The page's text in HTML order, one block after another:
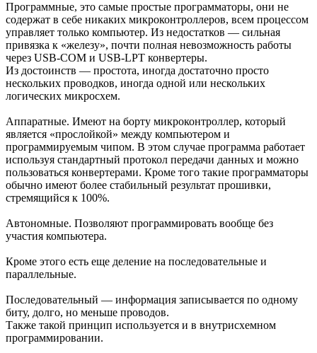
Программные, это самые простые программаторы, они не
содержат в себе никаких микроконтроллеров, всем процессом
управляет только компьютер. Из недостатков — сильная
привязка к «железу», почти полная невозможность работы
через USB-COM и USB-LPT конвертеры.
Из достоинств — простота, иногда достаточно просто
нескольких проводков, иногда одной или нескольких
логических микросхем.
Аппаратные. Имеют на борту микроконтроллер, который
является «прослойкой» между компьютером и
программируемым чипом. В этом случае программа работает
используя стандартный протокол передачи данных и можно
пользоваться конвертерами. Кроме того такие программаторы
обычно имеют более стабильный результат прошивки,
стремящийся к 100%.
Автономные. Позволяют программировать вообще без
участия компьютера.
Кроме этого есть еще деление на последовательные и
параллельные.
Последовательный — информация записывается по одному
биту, долго, но меньше проводов.
Также такой принцип используется и в внутрисхемном
программировании.